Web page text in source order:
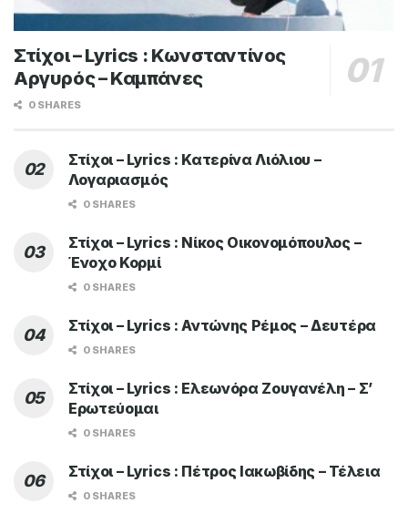
Στίχοι – Lyrics : Κωνσταντίνος
Αργυρός – Καμπάνες
0 SHARES
Στίχοι – Lyrics : Κατερίνα Λιόλιου –
Λογαριασμός
0 SHARES
Στίχοι – Lyrics : Νίκος Οικονομόπουλος –
Ένοχο Κορμί
0 SHARES
Στίχοι – Lyrics : Αντώνης Ρέμος – Δευτέρα
0 SHARES
Στίχοι – Lyrics : Ελεωνόρα Ζουγανέλη – Σ’
Ερωτεύομαι
0 SHARES
Στίχοι – Lyrics : Πέτρος Ιακωβίδης – Τέλεια
0 SHARES